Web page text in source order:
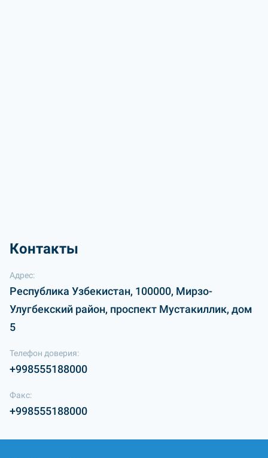
Контакты
Адрес:
Республика Узбекистан, 100000, Мирзо-
Улугбекский район, проспект Мустакиллик, дом
5
Телефон доверия:
+998555188000
Факс:
+998555188000